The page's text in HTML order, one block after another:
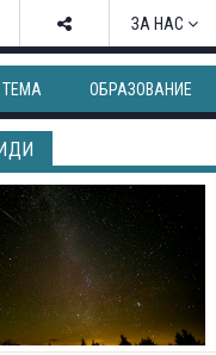
ЗА НАС
ОБРАЗОВАНИЕ